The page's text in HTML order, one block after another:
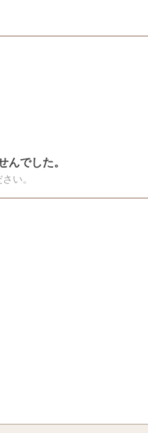
んでした。
い。